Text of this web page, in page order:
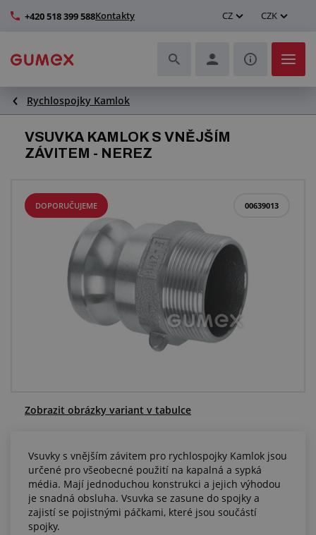
+420 518 399 588Kontakty CZ CZK
Hadice a jejich kompletace
Profily a výroba těsnění
Dopravníkové pásy a montáž
Zlepšení pracovního prostředí
Další pryžové a plastové výrobky
Centrum poptávek
Rychlospojky Kamlok
VSUVKA KAMLOK S VNĚJŠÍM
ZÁVITEM - NEREZ
00639013
DOPORUČUJEME
Zobrazit obrázky variant v tabulce
Vsuvky s vnějším závitem pro rychlospojky Kamlok jsou
určené pro všeobecné použití na kapalná a sypká
média. Mají jednoduchou konstrukci a jejich výhodou
je snadná obsluha. Vsuvka se zasune do spojky a
zajistí se pojistnými páčkami, které jsou součástí
spojky.